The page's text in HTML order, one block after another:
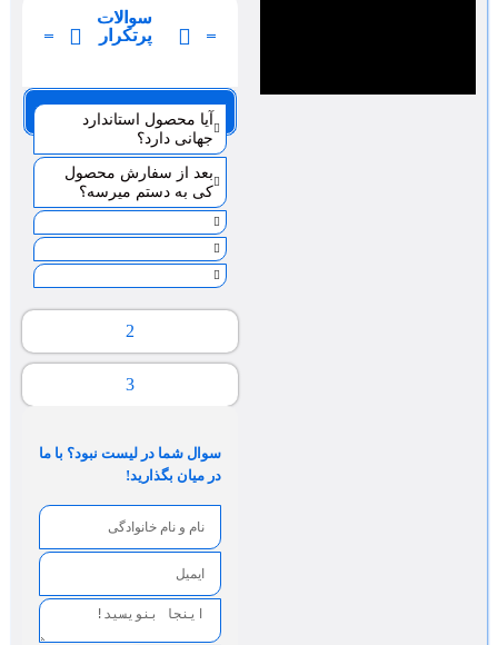
سوالات
پرتکرار
صفحه 1
2
3
آیا محصول استاندارد
جهانی دارد؟
بعد از سفارش محصول
کی به دستم میرسه؟
سوال شما در لیست نبود؟ با ما
در میان بگذارید!